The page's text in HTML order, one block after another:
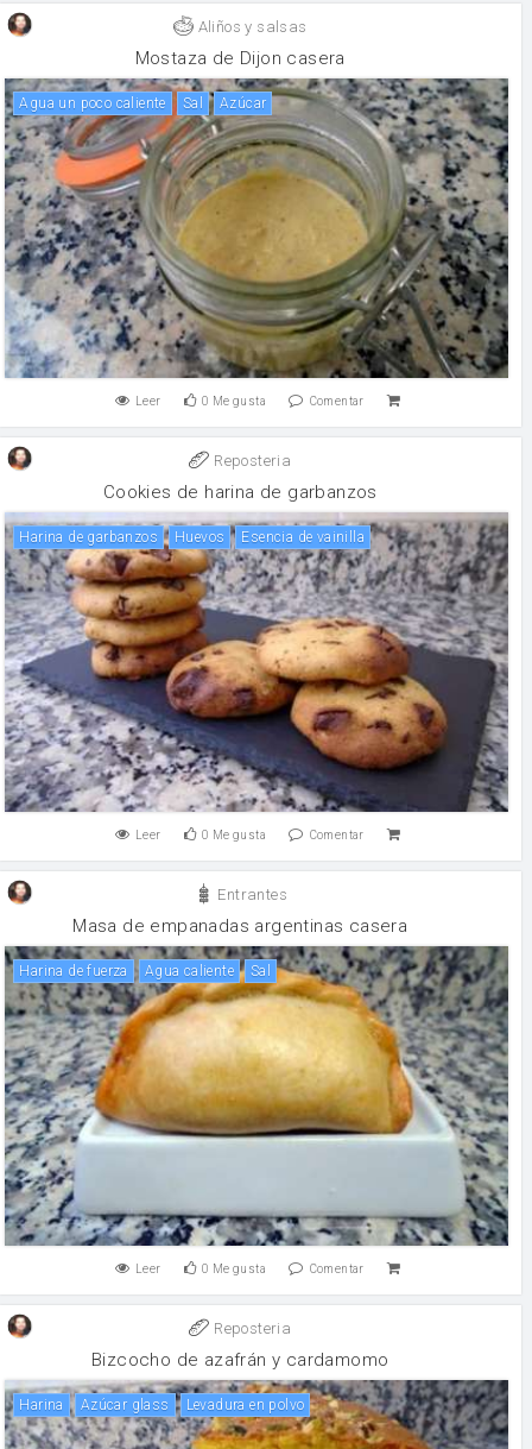
Aliños y salsas
Mostaza de Dijon casera
Agua un poco caliente sal Azúcar
Leer 0 Me gusta Comentar
Reposteria
Cookies de harina de garbanzos
Harina de garbanzos huevos Esencia de vainilla
Leer 0 Me gusta Comentar
Entrantes
Masa de empanadas argentinas casera
harina de fuerza agua caliente sal
Leer 0 Me gusta Comentar
Reposteria
Bizcocho de azafrán y cardamomo
harina Azúcar glass levadura en polvo